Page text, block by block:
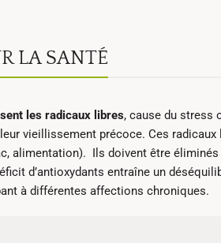
LA SANTÉ
les radicaux libres, cause du stress
vieillissement précoce. Ces
alimentation). Ils doivent être éliminés
d’antioxydants entraîne un
à différentes affections chroniques.